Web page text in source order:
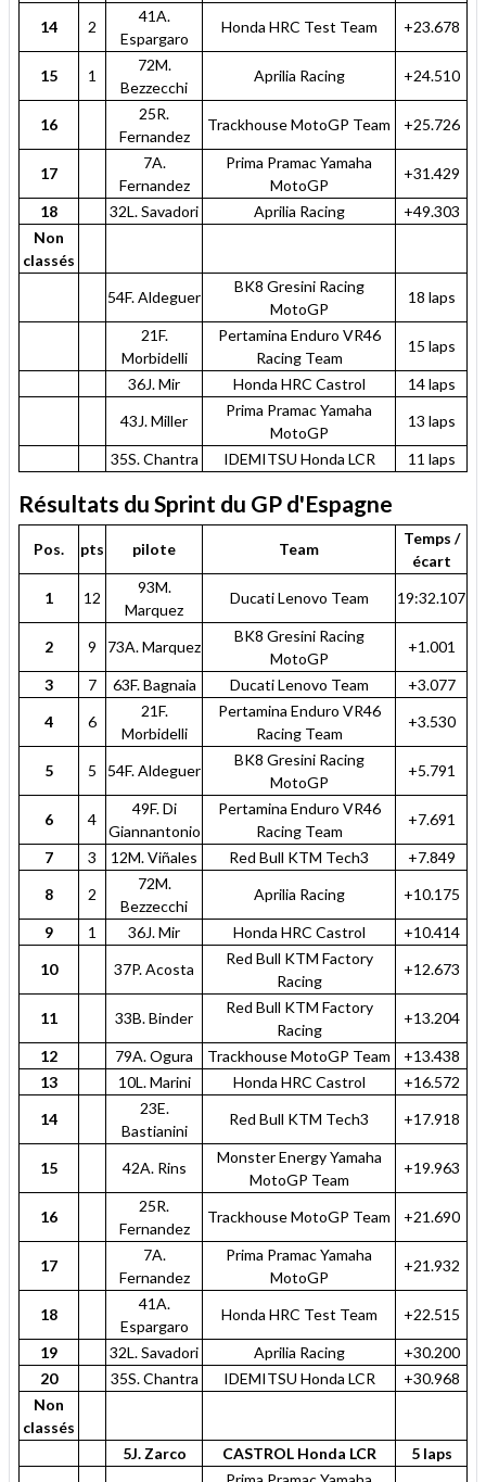
14 2
41A.
Espargaro
Honda HRC Test Team +23.678
15 1
72M.
Bezzecchi
Aprilia Racing +24.510
16
25R.
Fernandez
Trackhouse MotoGP Team +25.726
17
7A.
Fernandez
Prima Pramac Yamaha
MotoGP
+31.429
18 32L. Savadori Aprilia Racing
+49.303
Non
classés
54F. Aldeguer
BK8 Gresini Racing
MotoGP
18 laps
21F.
Morbidelli
Pertamina Enduro VR46
Racing Team
15 laps
36J. Mir Honda HRC Castrol
14 laps
43J. Miller
Prima Pramac Yamaha
MotoGP
13 laps
35S. Chantra IDEMITSU Honda LCR 11 laps
Résultats du Sprint du GP d'Espagne
Pos. pts pilote Team
Temps /
écart
1
12
93M.
Marquez
Ducati Lenovo Team 19:32.107
2 9 73A. Marquez
BK8 Gresini Racing
MotoGP
+1.001
3 7 63F. Bagnaia Ducati Lenovo Team
+3.077
4
6
21F.
Morbidelli
Pertamina Enduro VR46
Racing Team
+3.530
5 5 54F. Aldeguer
BK8 Gresini Racing
MotoGP
+5.791
6 4
49F. Di
Giannantonio
Pertamina Enduro VR46
Racing Team
+7.691
7 3 12M. Viñales Red Bull KTM Tech3
+7.849
8
2
72M.
Bezzecchi
Aprilia Racing +10.175
9 1 36J. Mir Honda HRC Castrol
+10.414
10
37P. Acosta
Red Bull KTM Factory
Racing
+12.673
11 33B. Binder
Red Bull KTM Factory
Racing
+13.204
12 79A. Ogura Trackhouse MotoGP Team
+13.438
13
10L. Marini Honda HRC Castrol
+16.572
14
23E.
Bastianini
Red Bull KTM Tech3 +17.918
15 42A. Rins
Monster Energy Yamaha
MotoGP Team
+19.963
16
25R.
Fernandez
Trackhouse MotoGP Team +21.690
17
7A.
Fernandez
Prima Pramac Yamaha
MotoGP
+21.932
18
41A.
Espargaro
Honda HRC Test Team +22.515
19 32L. Savadori Aprilia Racing
+30.200
20
35S. Chantra IDEMITSU Honda LCR
+30.968
Non
classés
5J. Zarco
CASTROL Honda LCR
5 laps